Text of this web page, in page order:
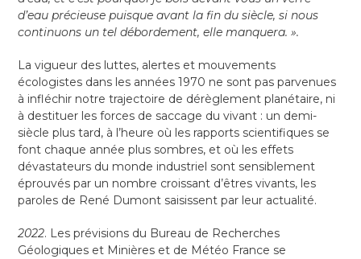
d’eau précieuse puisque avant la fin du siècle, si nous
continuons un tel débordement, elle manquera. ».
La vigueur des luttes, alertes et mouvements
écologistes dans les années 1970 ne sont pas parvenues
à infléchir notre trajectoire de dérèglement planétaire, ni
à destituer les forces de saccage du vivant : un demi-
siècle plus tard, à l’heure où les rapports scientifiques se
font chaque année plus sombres, et où les effets
dévastateurs du monde industriel sont sensiblement
éprouvés par un nombre croissant d’êtres vivants, les
paroles de René Dumont saisissent par leur actualité.
2022. Les prévisions du Bureau de Recherches
Géologiques et Minières et de Météo France se